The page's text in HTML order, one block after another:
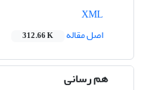
اصل مقاله
312.66 K
هم رسانی